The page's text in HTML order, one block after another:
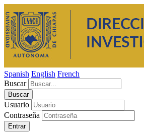
Spanish English French
Buscar
Usuario
Contraseña
Entrar